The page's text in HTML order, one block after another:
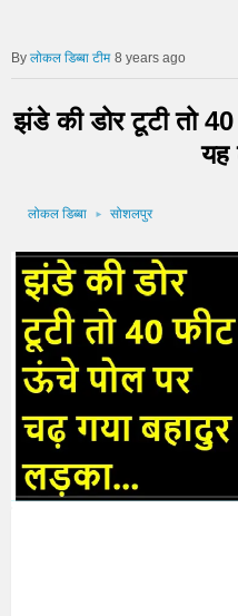
लोकल डिब्बा टीम 8 years ago
झंडे की डोर टूटी तो
यह
लोकल डिब्बा सोशलपुर